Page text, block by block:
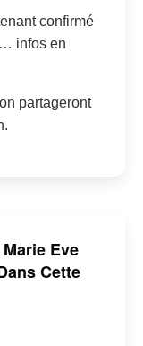
confirmé
infos en
partageront
Eve
Cette